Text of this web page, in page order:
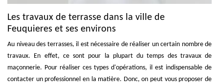
Les travaux de terrasse dans la ville de
Feuquieres et ses environs
Au niveau des terrasses, il est nécessaire de réaliser un certain nombre de
travaux. En effet, ce sont pour la plupart du temps des travaux de
maçonnerie. Pour réaliser ces types d'opérations, il est indispensable de
contacter un professionnel en la matière. Donc, on peut vous proposer de